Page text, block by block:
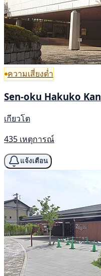
ความเสี่ยงต่ำ
Sen-oku Hakuko Kan
เกียวโต
435 เหตุการณ์
แจ้งเตือน